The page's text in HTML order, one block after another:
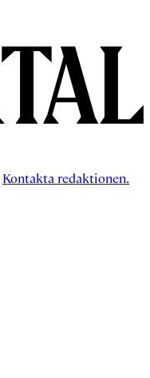
Kontakta redaktionen.